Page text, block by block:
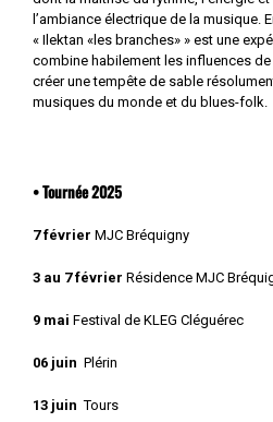
l’ambiance électrique de la musique.
« Ilektan «les branches» » est une
combine habilement les influences
créer une tempête de sable
musiques du monde et du blues-folk.
• Tournée 2025
7 février MJC Bréquigny
3 au 7 février Résidence MJC
9 mai Festival de KLEG Cléguérec
06 juin Plérin
13 juinTours